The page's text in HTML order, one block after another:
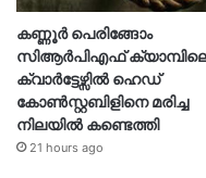
കണ്ണൂർ പെരിങ്ങോം
സിആർപിഎഫ്
ക്വാർട്ടേഴ്സിൽ ഹെഡ്
കോൺസ്റ്റബിളിനെ മരിച്ച
നിലയിൽ കണ്ടെത്തി
21 hours ago